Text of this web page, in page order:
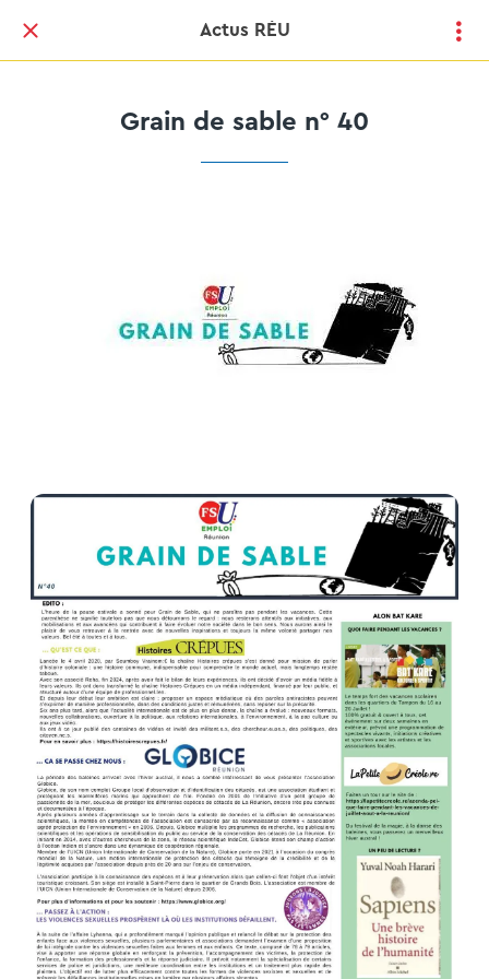
Actus RÉU
Grain de sable n° 40